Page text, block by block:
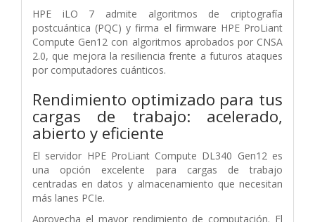
HPE iLO 7 admite algoritmos de criptografía
postcuántica (PQC) y firma el firmware HPE ProLiant
Compute Gen12 con algoritmos aprobados por CNSA
2.0, que mejora la resiliencia frente a futuros ataques
por computadores cuánticos.
Rendimiento optimizado para tus
cargas de trabajo: acelerado,
abierto y eficiente
El servidor HPE ProLiant Compute DL340 Gen12 es
una opción excelente para cargas de trabajo
centradas en datos y almacenamiento que necesitan
más lanes PCIe.
Aprovecha el mayor rendimiento de computación. El